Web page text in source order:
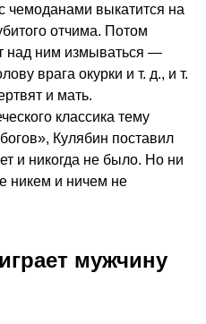
чемоданами выкатится на
отчима. Потом
над ним измываться —
врага окурки и т. д., и т.
и мать.
классика тему
Кулябин поставил
и никогда не было. Но ни
никем и ничем не
мужчину